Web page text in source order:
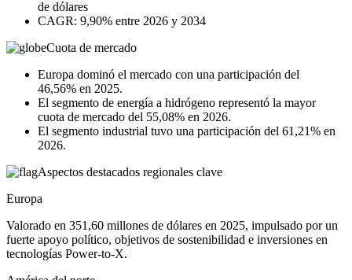
de dólares
CAGR: 9,90% entre 2026 y 2034
Cuota de mercado
Europa dominó el mercado con una participación del
46,56% en 2025.
El segmento de energía a hidrógeno representó la mayor
cuota de mercado del 55,08% en 2026.
El segmento industrial tuvo una participación del 61,21% en
2026.
Aspectos destacados regionales clave
Europa
Valorado en 351,60 millones de dólares en 2025, impulsado por un
fuerte apoyo político, objetivos de sostenibilidad e inversiones en
tecnologías Power-to-X.